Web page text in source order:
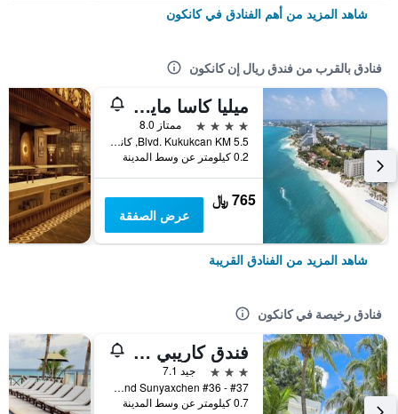
شاهد المزيد من أهم الفنادق في كانكون
فنادق بالقرب من فندق ريال إن كانكون
ميليا كاسا مايا كانكون أامل جميع كلخدفات
4 نجوم
ممتاز 8.0
Blvd. Kukukcan KM 5.5, كانكون, ولاية كينتانا رو, المكسيك
0.2 كيلومتر عن وسط المدينة
765 ﷼
عرض الصفقة
شاهد المزيد من الفنادق القريبة
فنادق رخيصة في كانكون
فندق كاريبي انترناسيونال كانكون
3 نجوم
جيد 7.1
Av. Yaxchilan And Sunyaxchen #36 - #37, كانكون, ولاية كينتانا رو, المكسيك
0.7 كيلومتر عن وسط المدينة